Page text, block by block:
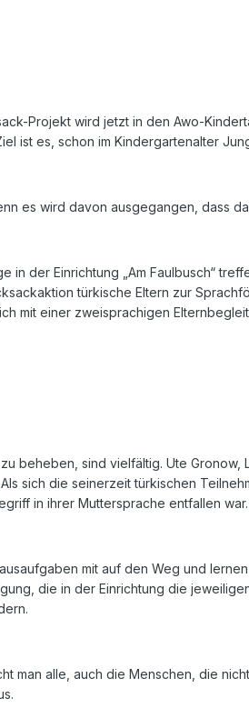
Projekt wird jetzt in den Awo-
ist es, schon im Kindergartenalter
es wird davon ausgegangen, dass
in der Einrichtung „Am Faulbusch“
türkische Eltern zur
mit einer zweisprachigen
beheben, sind vielfältig. Ute Gronow,
sich die seinerzeit türkischen
in ihrer Muttersprache entfallen
mit auf den Weg und
die in der Einrichtung die
man alle, auch die Menschen, die